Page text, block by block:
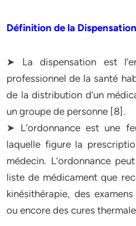
Définition de la
➤ La dispensation est
professionnel de la santé
de la distribution d’un
un groupe de personne [8].
➤ L’ordonnance est une
laquelle figure la
médecin. L’ordonnance
liste de médicament que
kinésithérapie, des
ou encore des cures